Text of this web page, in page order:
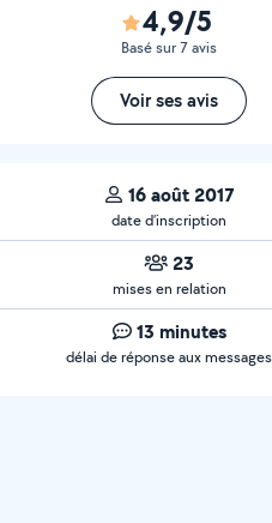
4,9/5
Basé sur 7 avis
Voir ses avis
16 août 2017
date d’inscription
23
mises en relation
13 minutes
délai de réponse aux messages